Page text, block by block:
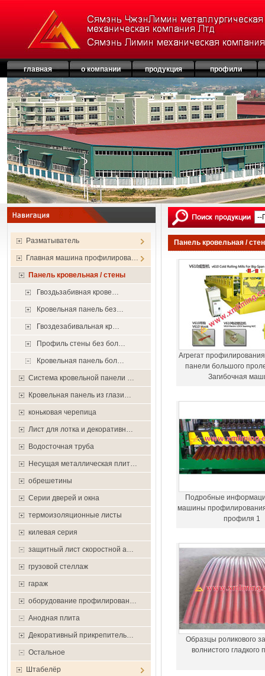
главная о компании продукция профили
Разматыватель
Главная машина профилирова…
Панель кровельная / стены
Гвоздьзабивная крове…
Кровельная панель без…
Гвоздезабивальная кр…
Профиль стены без бол…
Кровельная панель бол…
Система кровельной панели …
Кровельная панель из глази…
коньковая черепица
Лист для лотка и декоративн…
Водосточная труба
Несущая металлическая плит…
обрешетины
Серии дверей и окна
термоизоляционные листы
килевая серия
защитный лист скоростной а…
грузовой стеллаж
гараж
оборудование профилирован…
Анодная плита
Декоративный прикрепитель…
Остальное
Штабелёр
Панель кровельная /
Агрегат
панели большого
Загибочная
Подробные
машины профилирования
профиля 1
Образцы роликового
волнистого гладкого